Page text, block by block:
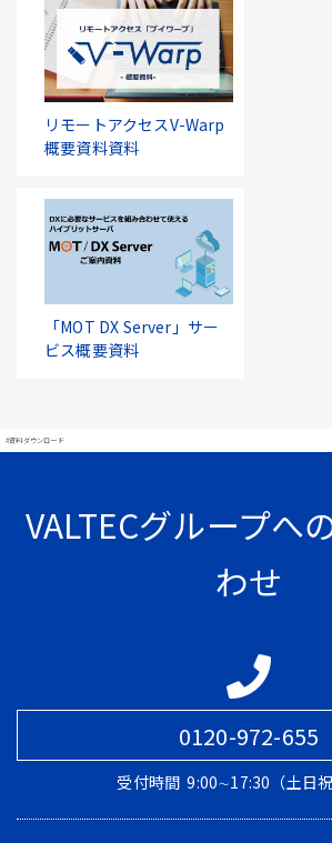
リモートアクセスV-Warp
概要資料資料
「MOT DX Server」サー
ビス概要資料
#資料ダウンロード
VALTECグループへ
わせ
0120-972-655
受付時間 9:00∼17:30（土日祝